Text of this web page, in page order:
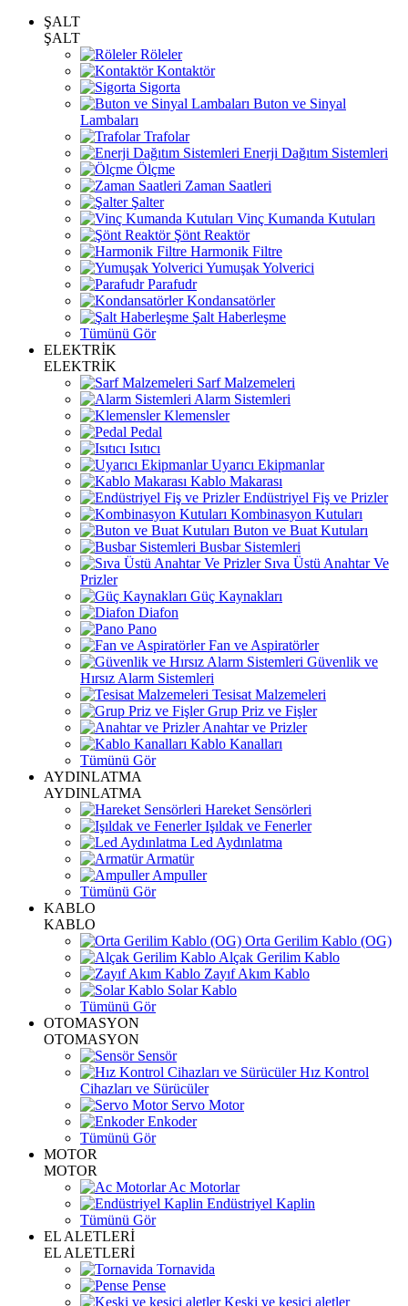
ŞALT
ŞALT
Röleler
Kontaktör
Sigorta
Buton ve Sinyal
Lambaları
Trafolar
Enerji Dağıtım Sistemleri
Ölçme
Zaman Saatleri
Şalter
Vinç Kumanda Kutuları
Şönt Reaktör
Harmonik Filtre
Yumuşak Yolverici
Parafudr
Kondansatörler
Şalt Haberleşme
Tümünü Gör
ELEKTRİK
ELEKTRİK
Sarf Malzemeleri
Alarm Sistemleri
Klemensler
Pedal
Isıtıcı
Uyarıcı Ekipmanlar
Kablo Makarası
Endüstriyel Fiş ve Prizler
Kombinasyon Kutuları
Buton ve Buat Kutuları
Busbar Sistemleri
Sıva Üstü Anahtar Ve
Prizler
Güç Kaynakları
Diafon
Pano
Fan ve Aspiratörler
Güvenlik ve
Hırsız Alarm Sistemleri
Tesisat Malzemeleri
Grup Priz ve Fişler
Anahtar ve Prizler
Kablo Kanalları
Tümünü Gör
AYDINLATMA
AYDINLATMA
Hareket Sensörleri
Işıldak ve Fenerler
Led Aydınlatma
Armatür
Ampuller
Tümünü Gör
KABLO
KABLO
Orta Gerilim Kablo (OG)
Alçak Gerilim Kablo
Zayıf Akım Kablo
Solar Kablo
Tümünü Gör
OTOMASYON
OTOMASYON
Sensör
Hız Kontrol
Cihazları ve Sürücüler
Servo Motor
Enkoder
Tümünü Gör
MOTOR
MOTOR
Ac Motorlar
Endüstriyel Kaplin
Tümünü Gör
EL ALETLERİ
EL ALETLERİ
Tornavida
Pense
Keski ve kesici aletler